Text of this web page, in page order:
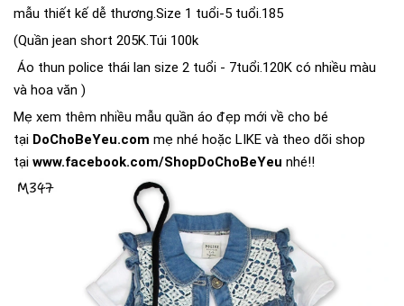
mẫu thiết kế dễ thương.Size 1 tuổi-5 tuổi.185
(Quần jean short 205K.Túi 100k
Áo thun police thái lan size 2 tuổi - 7tuổi.120K có nhiều màu
và hoa văn )
Mẹ xem thêm nhiều mẫu quần áo đẹp mới về cho bé
tại DoChoBeYeu.com mẹ nhé hoặc LIKE và theo dõi shop
tại www.facebook.com/ShopDoChoBeYeu nhé!!